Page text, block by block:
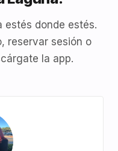
estés donde estés.
reservar sesión o
la app.